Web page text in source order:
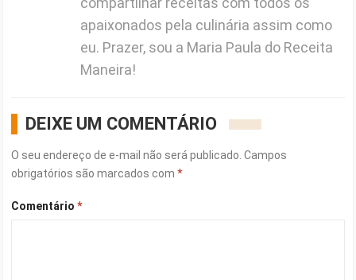
apaixonados pela culinária assim como
eu. Prazer, sou a Maria Paula do Receita
Maneira!
DEIXE UM COMENTÁRIO
O seu endereço de e-mail não será publicado. Campos
obrigatórios são marcados com*
Comentário*